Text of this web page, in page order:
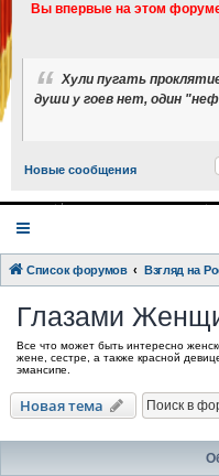
Вы впервые на этом
Хули пугать
души у гоев нет, один
Новые сообщения
Список форумов
Глазами
Все что может быть интересно
жене, сестре, а также красной
эмансипе.
Новая тема